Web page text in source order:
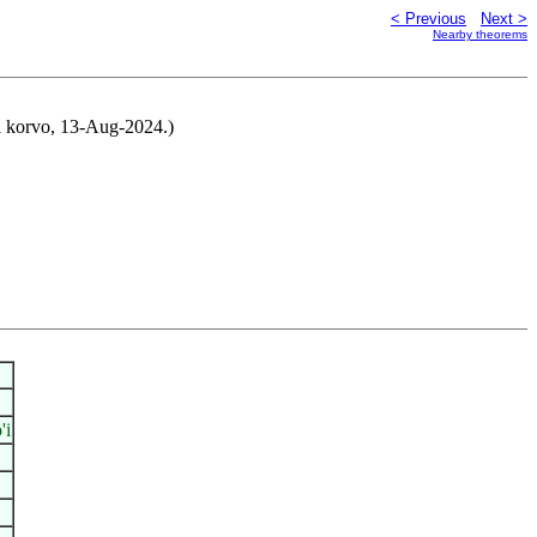
< Previous Next >
Nearby theorems
korvo, 13-Aug-2024.)